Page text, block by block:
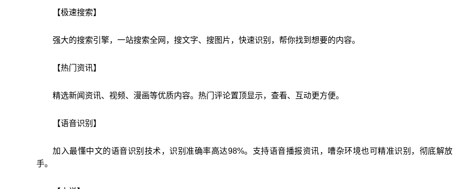
【极速搜索】
强大的搜索引擎，一站搜索全网，搜文字、搜图片，快速识别，帮你找到想要的内容。
【热门资讯】
精选新闻资讯、视频、漫画等优质内容。热门评论置顶显示，查看、互动更方便。
【语音识别】
加入最懂中文的语音识别技术，识别准确率高达98%。支持语音播报资讯，嘈杂环境也可精准识别，彻底解
手。